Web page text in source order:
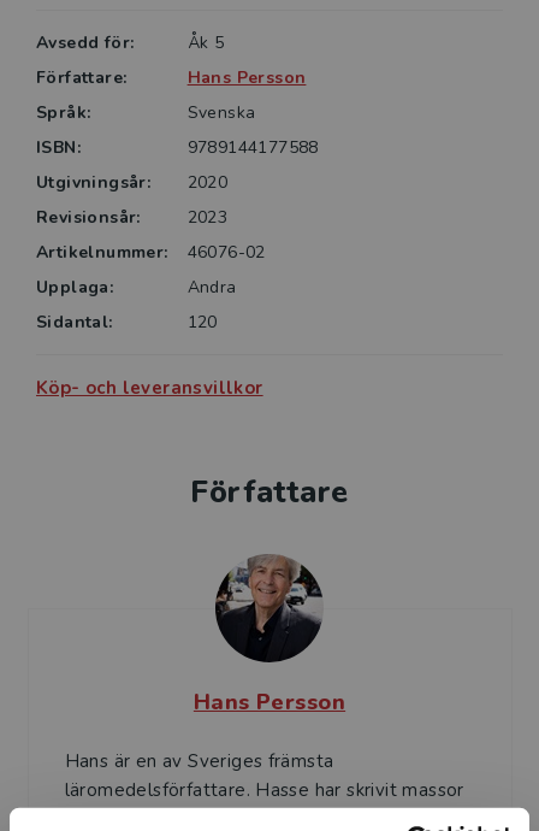
Avsedd för:
Åk 5
Författare:
Hans Persson
Språk:
Svenska
ISBN:
9789144177588
Utgivningsår:
2020
Revisionsår:
2023
Artikelnummer:
46076-02
Upplaga:
Andra
Sidantal:
120
Köp- och leveransvillkor
Författare
Hans Persson
Hans är en av Sveriges främsta
läromedelsförfattare. Hasse har skrivit massor